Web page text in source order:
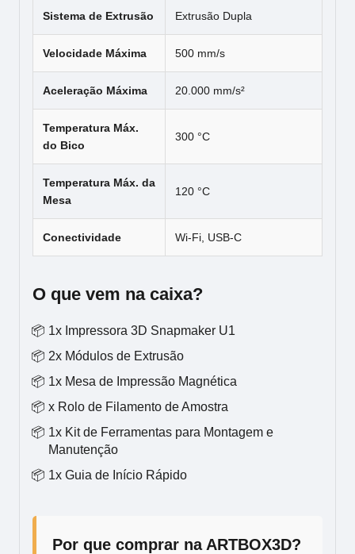
Sistema de Extrusão Extrusão Dupla
Velocidade Máxima 500 mm/s
Aceleração Máxima 20.000 mm/s²
Temperatura Máx.
do Bico
300 °C
Temperatura Máx. da
Mesa
120 °C
Conectividade Wi-Fi, USB-C
O que vem na caixa?
1x Impressora 3D Snapmaker U1
2x Módulos de Extrusão
1x Mesa de Impressão Magnética
x Rolo de Filamento de Amostra
1x Kit de Ferramentas para Montagem e
Manutenção
1x Guia de Início Rápido
Por que comprar na ARTBOX3D?